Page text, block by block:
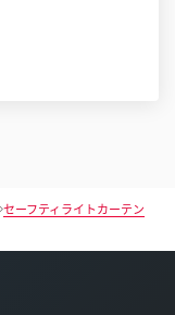
セーフティライトカーテン